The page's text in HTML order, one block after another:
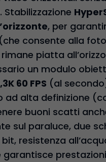
, per
consente alla
piatta
un modulo
60 FPS (al
ad alta definizione
buoni scatti
sul paraluce, due
resistenza
garantisce